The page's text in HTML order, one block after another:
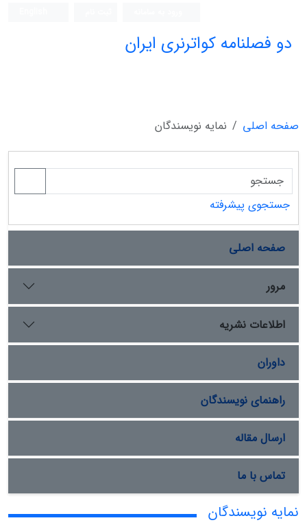
دو فصلنامه کواترنری ایران
صفحه اصلی نمایه نویسندگان
جستجوی پیشرفته
صفحه اصلی
مرور
اطلاعات نشریه
داوران
راهنمای نویسندگان
ارسال مقاله
تماس با ما
نمایه نویسندگان